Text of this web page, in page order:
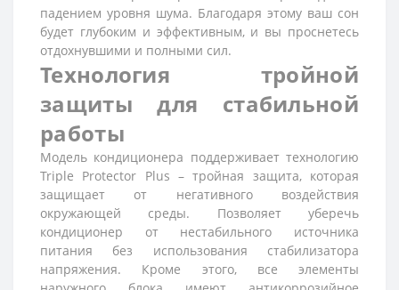
падением уровня шума. Благодаря этому ваш сон
будет глубоким и эффективным, и вы проснетесь
отдохнувшими и полными сил.
Технология тройной
защиты для стабильной
работы
Модель кондиционера поддерживает технологию
Triple Protector Plus – тройная защита, которая
защищает от негативного воздействия
окружающей среды. Позволяет уберечь
кондиционер от нестабильного источника
питания без использования стабилизатора
напряжения. Кроме этого, все элементы